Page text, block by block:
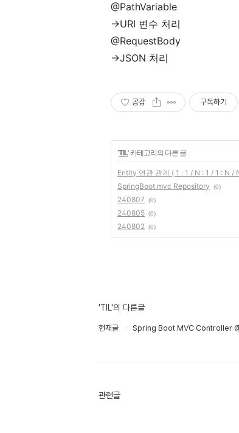
@PathVariable
->URI 변수 처리
@RequestBody
->JSON 처리
공감 구독하기
'TIL' 카테고리의 다른 글
Entity 연관 관계 ( 1 : 1 / N : 1 / 1 : N /
SpringBoot mvc Repository (0)
240807 (0)
240805 (0)
240802 (0)
'TIL'의 다른글
현재글 Spring Boot MVC Controller
관련글